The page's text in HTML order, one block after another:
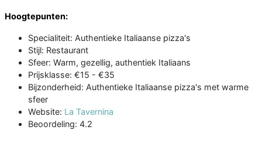
Hoogtepunten:
Specialiteit: Authentieke Italiaanse pizza's
Stijl: Restaurant
Sfeer: Warm, gezellig, authentiek Italiaans
Prijsklasse: €15 - €35
Bijzonderheid: Authentieke Italiaanse pizza's met warme
sfeer
Website: La Tavernina
Beoordeling: 4.2